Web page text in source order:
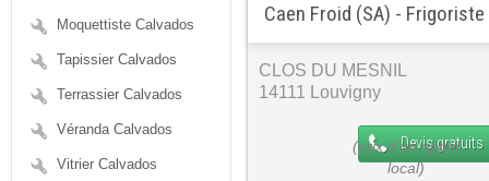
Moquettiste Calvados
Tapissier Calvados
Terrassier Calvados
Véranda Calvados
Vitrier Calvados
Caen Froid (SA) - Frigoriste
CLOS DU MESNIL
14111 Louvigny
Devis gratuits